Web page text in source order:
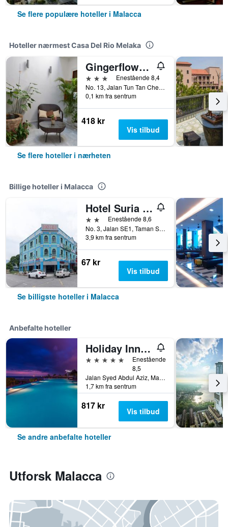
Se flere populære hoteller i Malacca
Hoteller nærmest Casa Del Rio Melaka
Gingerflower Boutique Hotel
3 stjernerEnestående 8,4
No. 13, Jalan Tun Tan Cheng Lock, Malacca, Malaysia
0,1 km fra sentrum
418 kr
Vis tilbud
Se flere hoteller i nærheten
Billige hoteller i Malacca
Hotel Suria Malaqa
2 stjernerEnestående 8,6
No. 3, Jalan SE1, Taman Semabok Emas, Semabok, Malacca, Malaysia
3,9 km fra sentrum
67 kr
Vis tilbud
Se billigste hoteller i Malacca
Anbefalte hoteller
Holiday Inn Melaka By IHG
5 stjerner
Enestående
8,5
Jalan Syed Abdul Aziz, Malacca, Malaysia
1,7 km fra sentrum
817 kr Vis tilbud
Se andre anbefalte hoteller
Utforsk Malacca